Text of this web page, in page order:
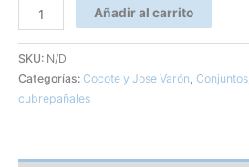
Añadir al carrito
SKU: N/D
Categorías: Cocote y Jose Varón Conjuntos
cubrepañales